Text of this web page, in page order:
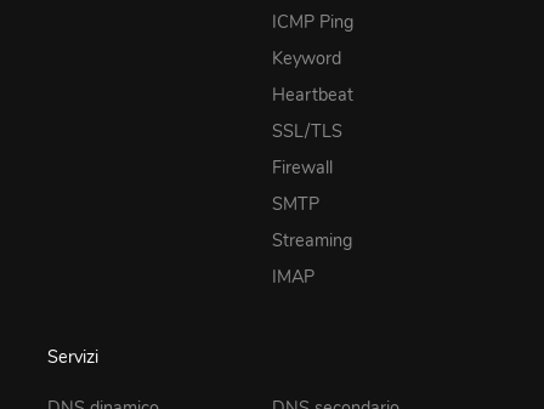
ICMP Ping
Keyword
Heartbeat
SSL/TLS
Firewall
SMTP
Streaming
IMAP
Servizi